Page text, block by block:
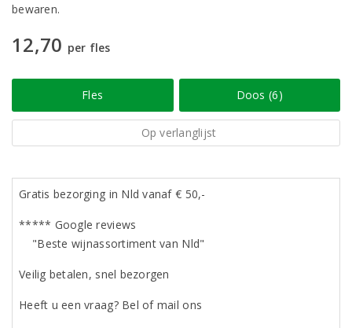
bewaren.
12,70 per fles
Fles Doos (6)
Op verlanglijst
Gratis bezorging in Nld vanaf € 50,-
***** Google reviews
"Beste wijnassortiment van Nld"
Veilig betalen, snel bezorgen
Heeft u een vraag? Bel of mail ons